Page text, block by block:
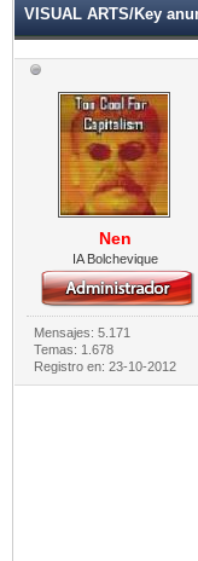
VISUAL ARTS/Key
Nen
IA Bolchevique
Mensajes: 5.171
Temas: 1.678
Registro en: 23-10-2012